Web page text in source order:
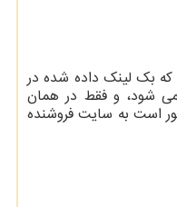
که بک لینک داده شده در
شود، و فقط در همان
است به سایت فروشنده